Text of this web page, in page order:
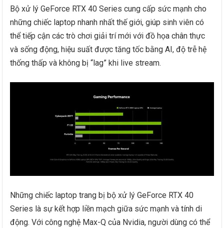
Bộ xử lý GeForce RTX 40 Series cung cấp sức mạnh cho
những chiếc laptop nhanh nhất thế giới, giúp sinh viên có
thể tiếp cận các trò chơi giải trí mới với đồ họa chân thực
và sống động, hiệu suất được tăng tốc bằng AI, độ trễ hệ
thống thấp và không bị “lag” khi live stream.
Những chiếc laptop trang bị bộ xử lý GeForce RTX 40
Series là sự kết hợp liền mạch giữa sức mạnh và tính di
động. Với công nghệ Max-Q của Nvidia, người dùng có thể